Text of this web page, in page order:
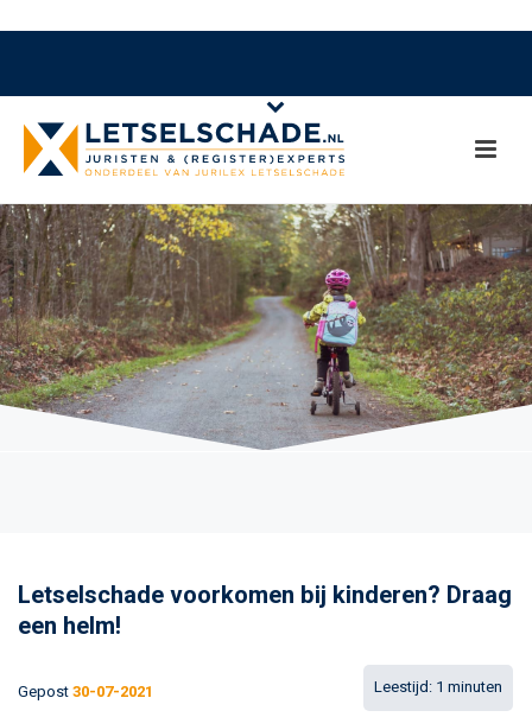
Letselschade voorkomen bij kinderen? Draag
een helm!
Gepost30-07-2021